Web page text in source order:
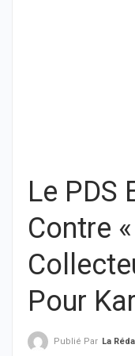
Le PDS
Contre
Pour
Publié Par La Rédaction De